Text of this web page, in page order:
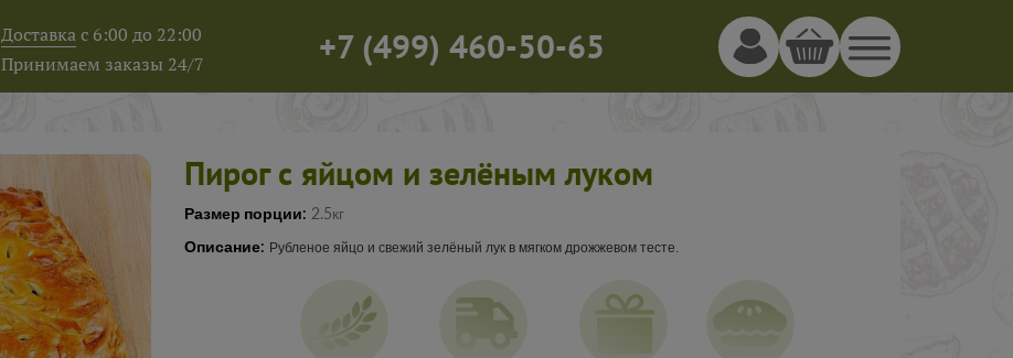
Доставкас 6:00 до 22:00
Принимаем заказы 24/7
+7(499) 460-50-65
Пирог с яйцом и зелёным луком
Размер порции: 2.5кг
Описание: Рубленое яйцо и свежий зелёный лук в мягком дрожжевом тесте.